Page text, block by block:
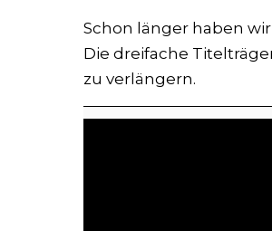
Schon länger haben
Die dreifache
zu verlängern.